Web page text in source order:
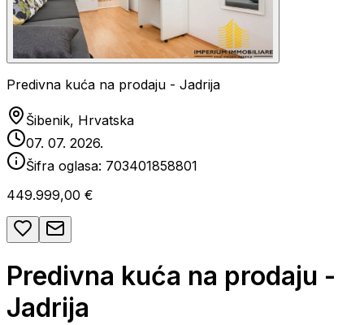
Predivna kuća na prodaju - Jadrija
Šibenik, Hrvatska
07. 07. 2026.
Šifra oglasa: 703401858801
449.999,00 €
Predivna kuća na prodaju -
Jadrija